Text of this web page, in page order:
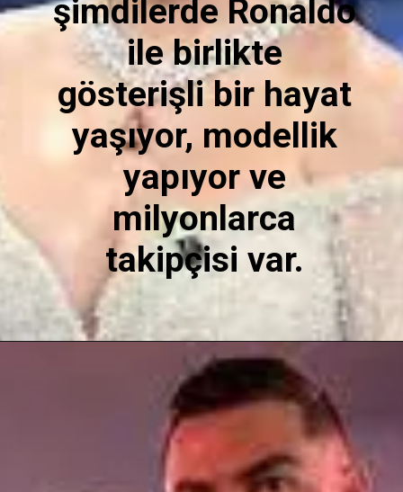
şimdilerde Ronaldo
ile birlikte
gösterişli bir hayat
yaşıyor, modellik
yapıyor ve
milyonlarca
takipçisi var.